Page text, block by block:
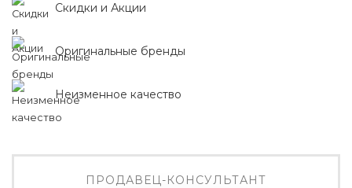
Скидки и Акции
Оригинальные бренды
Неизменное качество
ПРОДАВЕЦ-КОНСУЛЬТАНТ